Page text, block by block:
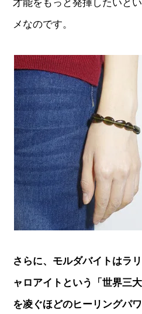
才能をもっと発揮したいと
メなのです。
さらに、モルダバイトはラ
ャロアイトという「世界三
を凌ぐほどのヒーリングパ